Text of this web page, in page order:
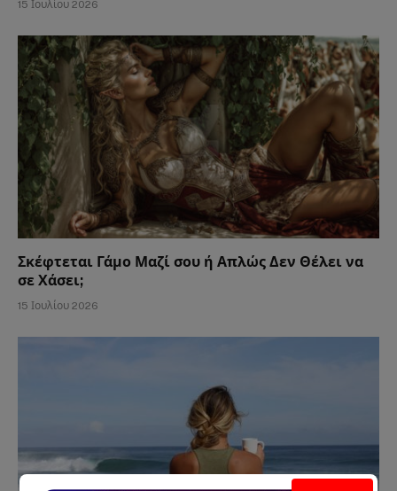
15 Ιουλίου 2026
Σκέφτεται Γάμο Μαζί σου ή Απλώς Δεν Θέλει να
σε Χάσει;
15 Ιουλίου 2026